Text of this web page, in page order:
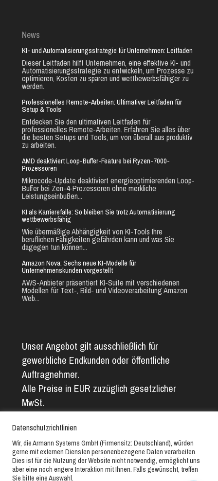
News
KI- und Automatisierungsstrategie für Unternehmen: Leitfaden
Dieser Leitfaden hilft Unternehmen, eine effektive KI- und
Automatisierungsstrategie zu entwickeln, um Prozesse zu
optimieren, Kosten zu sparen und wettbewerbsfähiger zu
werden.
Professionelles Remote-Arbeiten: Ultimativer Leitfaden für
Setup & Tools
Entdecken Sie den ultimativen Leitfaden für
professionelles Remote-Arbeiten. Erfahren Sie alles über
die besten Setups und Tools, um von überall aus produktiv
zu arbeiten.
AMD deaktiviert Loop-Buffer-Feature bei Ryzen-7000-
Prozessoren
Mikrocode-Update deaktiviert energieoptimierenden Loop-
Buffer bei Zen-4-Prozessoren ohne merkliche
Leistungseinbußen...
KI als Karrierefalle: So bleiben Sie trotz Automatisierung
wettbewerbsfähig
Wie übermäßige Abhängigkeit von KI-Tools Ihre
beruflichen Fähigkeiten gefährden kann und was Sie
dagegen tun können...
Amazon Nova: Sechs neue KI-Modelle für
Unternehmenskunden vorgestellt
AWS-Anbieter präsentiert KI-Suite mit verschiedenen
Modellen für Text-, Bild- und Videoverarbeitung Amazon
Web...
Unser Angebot gilt ausschließlich für
gewerbliche Endkunden oder öffentliche
Auftragnehmer.
Alle Preise in EUR zuzüglich gesetzlicher
MwSt.
Alle Angaben ohne Gewähr. Abbildungs- und
Textfehler vorbehalten.
Copyright © 2019-2025 // Armann Systems GmbH // Alle
Rechte vorbehalten.
Datenschutzrichtlinien
Wir, die Armann Systems GmbH (Firmensitz: Deutschland), würden
gerne mit externen Diensten personenbezogene Daten verarbeiten.
Dies ist für die Nutzung der Website nicht notwendig, ermöglicht uns
aber eine noch engere Interaktion mit Ihnen. Falls gewünscht, treffen
Sie bitte eine Auswahl.